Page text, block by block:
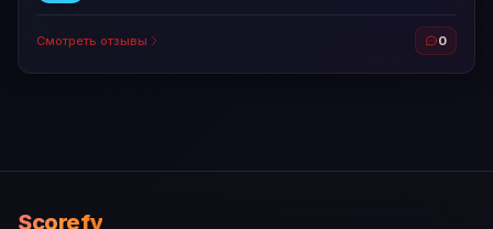
Смотреть отзывы 0
Scorefy